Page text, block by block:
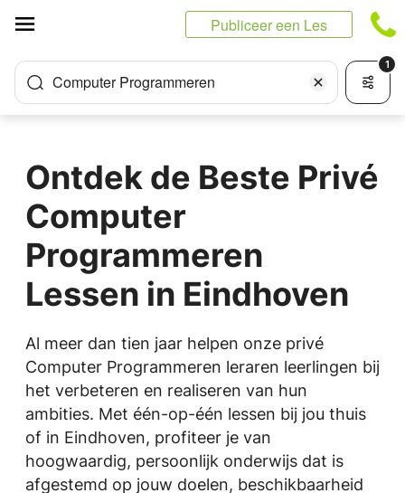
Publiceer een Les
Computer Programmeren
1
Ontdek de Beste Privé
Computer
Programmeren
Lessen in Eindhoven
Al meer dan tien jaar helpen onze privé
Computer Programmeren leraren leerlingen bij
het verbeteren en realiseren van hun
ambities. Met één-op-één lessen bij jou thuis
of in Eindhoven, profiteer je van
hoogwaardig, persoonlijk onderwijs dat is
afgestemd op jouw doelen, beschikbaarheid